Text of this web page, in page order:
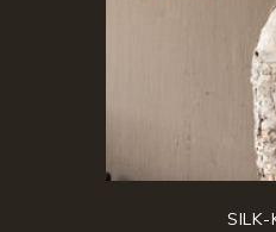
SILK-